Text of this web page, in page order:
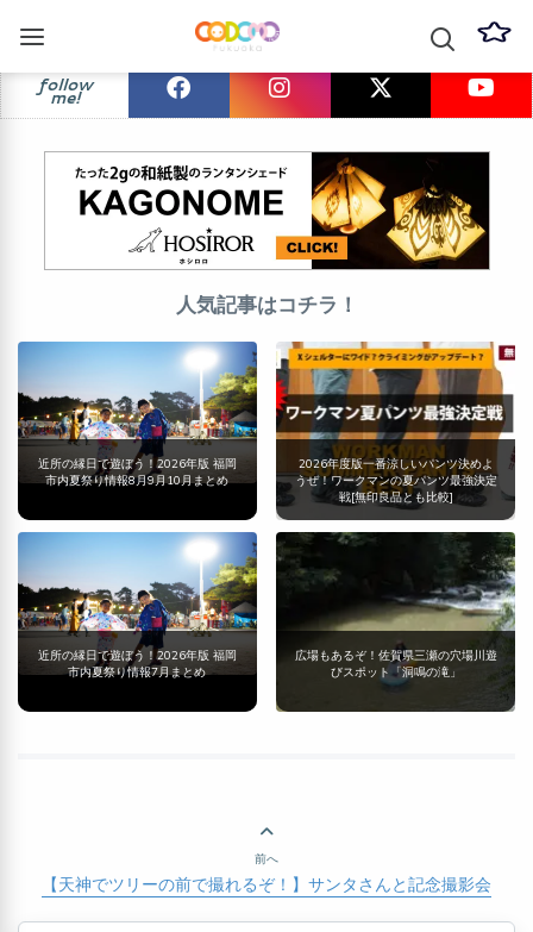
follow
me!
人気記事はコチラ！
近所の縁日で遊ぼう！2026年版 福岡
市内夏祭り情報8月9月10月まとめ
2026年度版一番涼しいパンツ決めよ
うぜ！ワークマンの夏パンツ最強決定
戦[無印良品とも比較]
近所の縁日で遊ぼう！2026年版 福岡
市内夏祭り情報7月まとめ
広場もあるぞ！佐賀県三瀬の穴場川遊
びスポット「洞鳴の滝」
前へ
【天神でツリーの前で撮れるぞ！】サンタさんと記念撮影会